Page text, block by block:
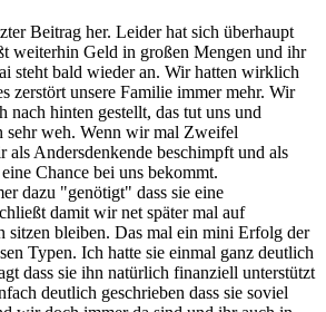
Beitrag her. Leider hat sich überhaupt
weiterhin Geld in großen Mengen und ihr
steht bald wieder an. Wir hatten wirklich
zerstört unsere Familie immer mehr. Wir
nach hinten gestellt, das tut uns und
sehr weh. Wenn wir mal Zweifel
als Andersdenkende beschimpft und als
Chance bei uns bekommt.
dazu "genötigt" dass sie eine
damit wir net später mal auf
sitzen bleiben. Das mal ein mini Erfolg der
Typen. Ich hatte sie einmal ganz deutlich
dass sie ihn natürlich finanziell unterstützt
deutlich geschrieben dass sie soviel